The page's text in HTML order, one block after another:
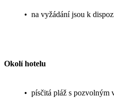
• na vyžádání jsou k
Okolí hotelu
• písčitá pláž s pozvolným